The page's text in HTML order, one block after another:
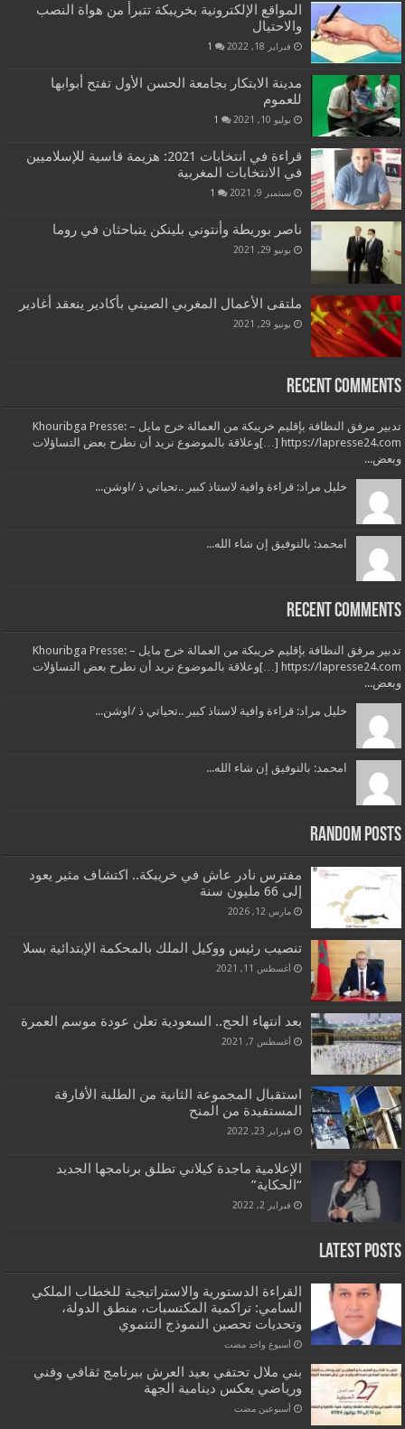
المواقع الإلكترونية بخريبكة تتبرأ من هواة النصب
والاحتيال
فبراير 18, 2022 1
مدينة الابتكار بجامعة الحسن الأول تفتح أبوابها
للعموم
يوليو 10, 2021 1
قراءة في انتخابات 2021: هزيمة قاسية للإسلاميين
في الانتخابات المغربية
سبتمبر 9, 2021 1
ناصر بوريطة وأنتوني بلينكن يتباحثان في روما
يونيو 29, 2021
ملتقى الأعمال المغربي الصيني بأكادير ينعقد أغادير
يونيو 29, 2021
Recent Comments
تدبير مرفق النظافة بإقليم خريبكة من العمالة خرج مايل – Khouribga Presse:
[…] https://lapresse24.comوعلاقة بالموضوع نريد أن نطرح بعض التساؤلات
وبعض...
خليل مراد: قراءة وافية لاستاذ كبير ..تحياتي ذ /اوشن...
امحمد: بالتوفيق إن شاء الله...
Recent Comments
تدبير مرفق النظافة بإقليم خريبكة من العمالة خرج مايل – Khouribga Presse:
[…] https://lapresse24.comوعلاقة بالموضوع نريد أن نطرح بعض التساؤلات
وبعض...
خليل مراد: قراءة وافية لاستاذ كبير ..تحياتي ذ /اوشن...
امحمد: بالتوفيق إن شاء الله...
Random Posts
مفترس نادر عاش في خريبكة.. اكتشاف مثير يعود
إلى 66 مليون سنة
مارس 12, 2026
تنصيب رئيس ووكيل الملك بالمحكمة الإبتدائية بسلا
أغسطس 11, 2021
بعد انتهاء الحج.. السعودية تعلن عودة موسم العمرة
أغسطس 7, 2021
استقبال المجموعة الثانية من الطلبة الأفارقة
المستفيدة من المنح
فبراير 23, 2022
الإعلامية ماجدة كيلاني تطلق برنامجها الجديد
“الحكاية”
فبراير 2, 2022
Latest Posts
القراءة الدستورية والاستراتيجية للخطاب الملكي
السامي: تراكمية المكتسبات، منطق الدولة،
وتحديات تحصين النموذج التنموي
‏أسبوع واحد مضت
بني ملال تحتفي بعيد العرش ببرنامج ثقافي وفني
ورياضي يعكس دينامية الجهة
‏أسبوعين مضت